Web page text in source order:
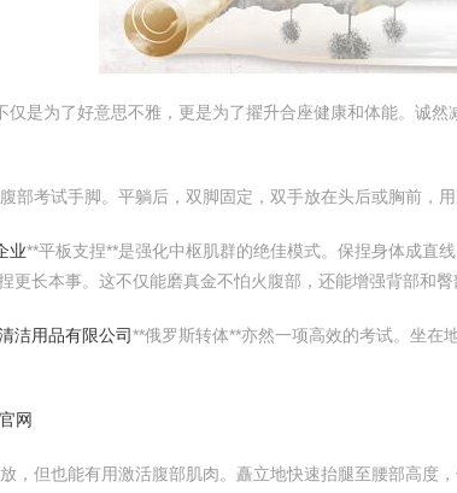
仅是为了好意思不雅，更是为了擢升合座健康和体能。诚
部考试手脚。平躺后，双脚固定，双手放在头后或胸前，
业**平板支捏**是强化中枢肌群的绝佳模式。保捏身体成直线
更长本事。这不仅能磨真金不怕火腹部，还能增强背部和臀
洁用品有限公司**俄罗斯转体**亦然一项高效的考试。坐在
网
，但也能有用激活腹部肌肉。矗立地快速抬腿至腰部高度